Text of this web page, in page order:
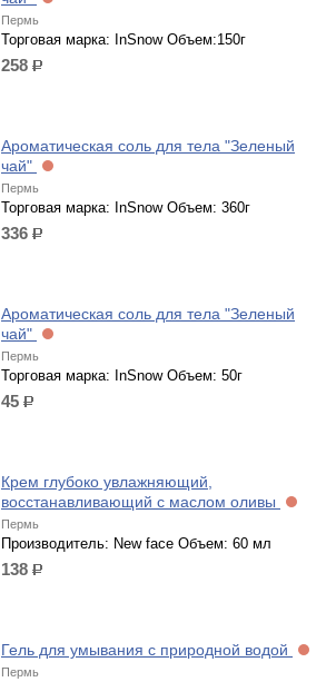
Пермь
Торговая марка: InSnow Объем:150г
258 р.
Ароматическая соль для тела "Зеленый
чай"
Пермь
Торговая марка: InSnow Объем: 360г
336 р.
Ароматическая соль для тела "Зеленый
чай"
Пермь
Торговая марка: InSnow Объем: 50г
45 р.
Крем глубоко увлажняющий,
восстанавливающий с маслом оливы
Пермь
Производитель: New face Объем: 60 мл
138 р.
Гель для умывания с природной водой
Пермь